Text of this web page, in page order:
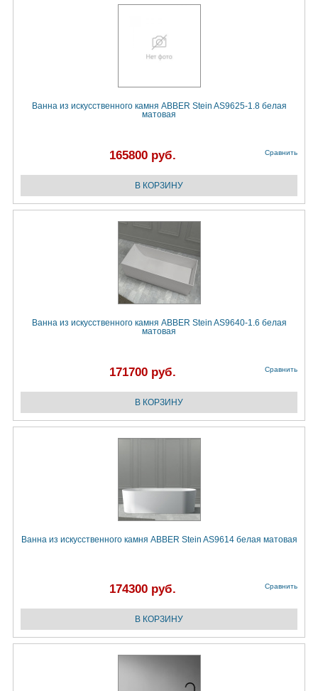
Ванна из искусственного камня ABBER Stein AS9625-1.8 белая
матовая
165800 руб. Сравнить
Ванна из искусственного камня ABBER Stein AS9640-1.6 белая
матовая
171700 руб. Сравнить
Ванна из искусственного камня ABBER Stein AS9614 белая матовая
174300 руб. Сравнить